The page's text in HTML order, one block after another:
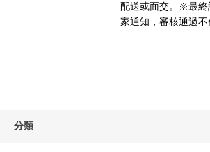
配送或面交。※最終
家通知，審核通過
分類